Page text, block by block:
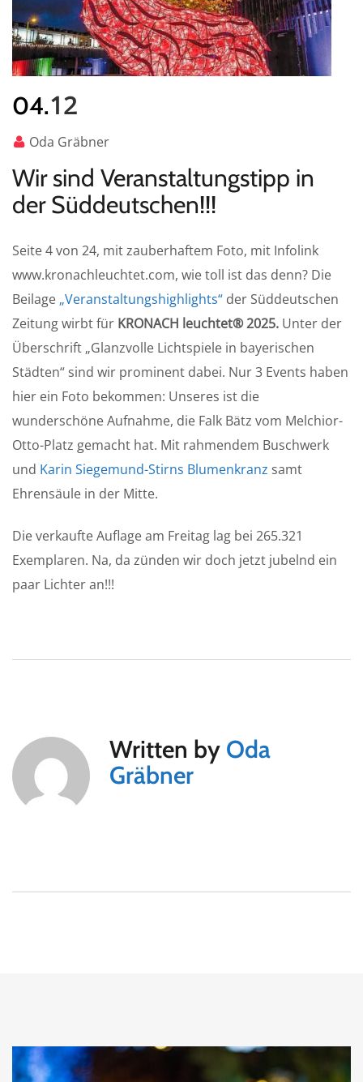
04.12
Oda Gräbner
Wir sind Veranstaltungstipp in
der Süddeutschen!!!
Seite 4 von 24, mit zauberhaftem Foto, mit Infolink
www.kronachleuchtet.com, wie toll ist das denn? Die
Beilage „Veranstaltungshighlights“ der Süddeutschen
Zeitung wirbt für KRONACH leuchtet® 2025. Unter der
Überschrift „Glanzvolle Lichtspiele in bayerischen
Städten“ sind wir prominent dabei. Nur 3 Events haben
hier ein Foto bekommen: Unseres ist die
wunderschöne Aufnahme, die Falk Bätz vom Melchior-
Otto-Platz gemacht hat. Mit rahmendem Buschwerk
und Karin Siegemund-Stirns Blumenkranz samt
Ehrensäule in der Mitte.
Die verkaufte Auflage am Freitag lag bei 265.321
Exemplaren. Na, da zünden wir doch jetzt jubelnd ein
paar Lichter an!!!
Written by Oda
Gräbner